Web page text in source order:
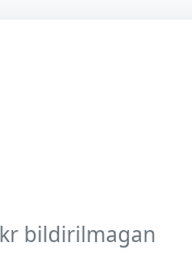
bildirilmagan